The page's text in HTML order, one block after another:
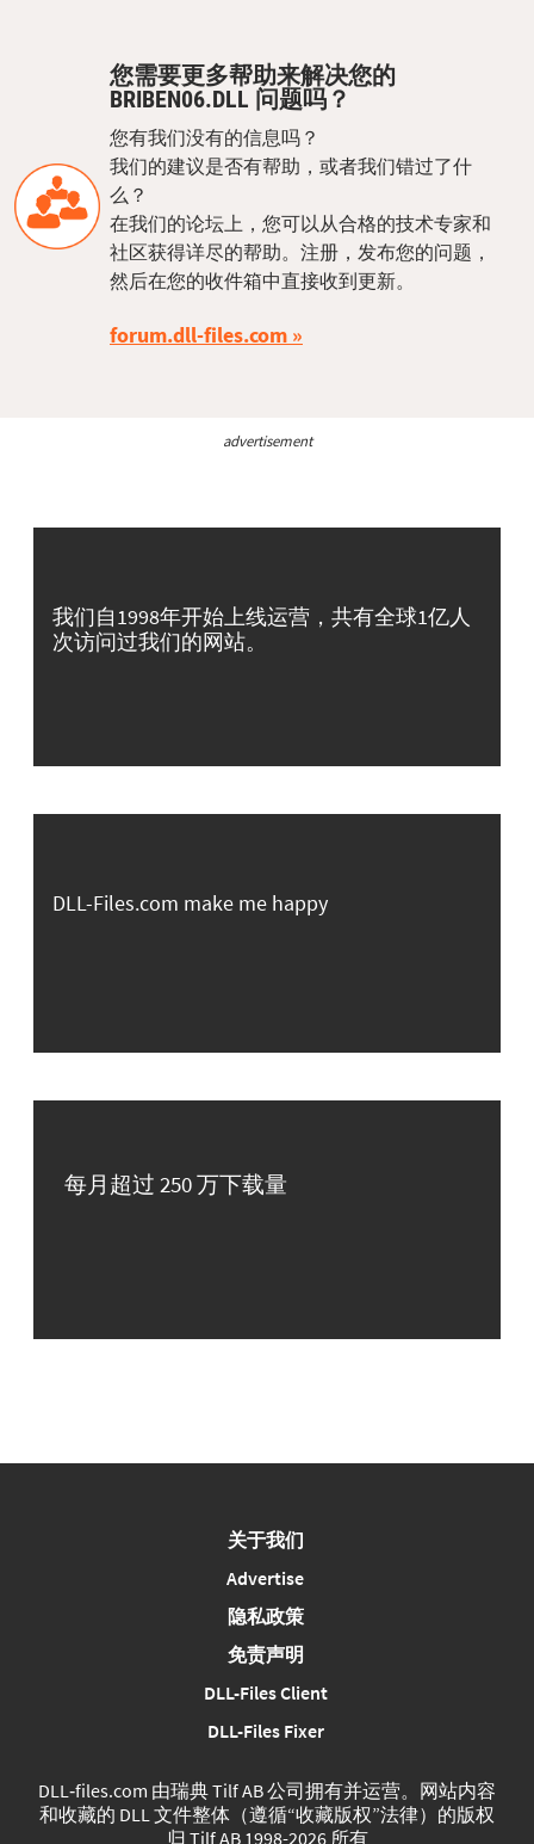
您需要更多帮助来解决您的
BRIBEN06.DLL 问题吗？
您有我们没有的信息吗？
我们的建议是否有帮助，或者我们错过了什
么？
在我们的论坛上，您可以从合格的技术专家和
社区获得详尽的帮助。注册，发布您的问题，
然后在您的收件箱中直接收到更新。
forum.dll-files.com
advertisement
我们自1998年开始上线运营，共有全球1亿人
次访问过我们的网站。
DLL-Files.com make me happy
每月超过 250 万下载量
关于我们
Advertise
隐私政策
免责声明
DLL-Files Client
DLL-Files Fixer
DLL‑files.com 由瑞典 Tilf AB 公司拥有并运营。网站内容
和收藏的 DLL 文件整体（遵循“收藏版权”法律）的版权
归 Tilf AB 1998-2026 所有